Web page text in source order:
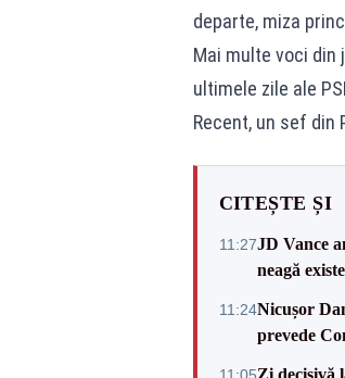
departe, miza
Mai multe voci din
ultimele zile ale
Recent, un sef din
CITEȘTE ȘI
11:27JD Vance
neagă
11:24Nicușor
prevede
Zi decisivă